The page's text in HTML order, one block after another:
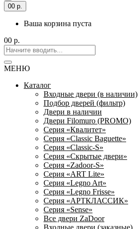
00 р.
Ваша корзина пуста
00 р.
МЕНЮ
Каталог
Входные двери (в наличии)
Подбор дверей (фильтр)
Двери в наличии
Двери Filomuro (PROMO)
Серия «Квалитет»
Серия «Classic Baguette»
Серия «Classic-S»
Серия «Скрытые двери»
Серия «Zadoor-S»
Серия «ART Lite»
Серия «Legno Art»
Серия «Legno Frisse»
Серия «АРТКЛАССИК»
Серия «Sense»
Все двери ZaDoor
Входные двери (заказные)